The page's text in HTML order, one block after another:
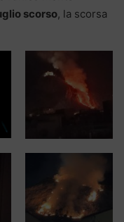
scorso, la scorsa